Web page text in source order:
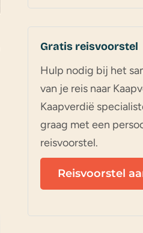
Gratis reisvoorstel
Hulp nodig bij het
van je reis naar
Kaapverdië
graag met een
reisvoorstel.
Reisvoorstel